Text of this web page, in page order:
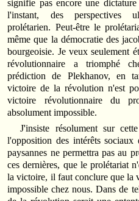
signifie pas encore une
l'instant, des perspectives
prolétarien. Peut‑être le
même que la démocratie des
bourgeoisie. Je veux seulement
révolutionnaire a triomphé
prédiction de Plekhanov, en
victoire de la révolution n'est
victoire révolutionnaire du
absolument impossible.
J'insiste résolument sur
l'opposition des intérêts sociaux
paysannes ne permettra pas au
ces dernières, que le prolétariat
la victoire, il faut conclure que la
impossible chez nous. Dans de